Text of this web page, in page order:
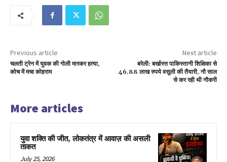
Previous article
चलती ट्रेन में युवक की गोली मारकर हत्या,
कोच में मचा कोहराम
Next article
बरेली: बर्खास्त पाकिस्तानी शिक्षिका से
46.88 लाख रुपये वसूली की तैयारी, नौ साल
से कर रही थी नौकरी
More articles
युवा शक्ति की जीत, लोकतंत्र में आवाज़ की असली
ताकत
July 25, 2026